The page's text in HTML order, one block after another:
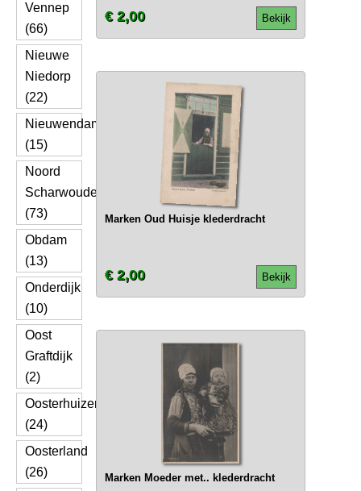
Vennep
(66)
Nieuwe
Niedorp
(22)
Nieuwendam
(15)
Noord
Scharwoude
(73)
Obdam
(13)
Onderdijk
(10)
Oost
Graftdijk
(2)
Oosterhuizen
(24)
Oosterland
(26)
Bekijk
€ 2,00
Marken Oud Huisje klederdracht
Bekijk
€ 2,00
Marken Moeder met.. klederdracht